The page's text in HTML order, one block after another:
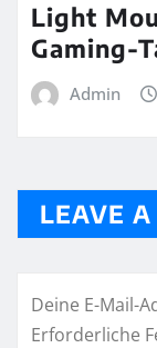
Light
Gaming-
Admin
LEAVE A
Deine E-Mail-
Erforderliche